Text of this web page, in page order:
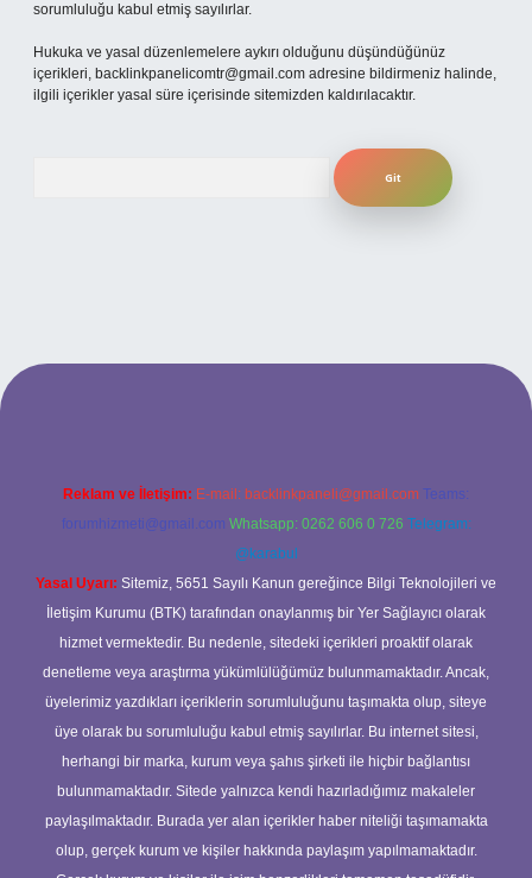
sorumluluğu kabul etmiş sayılırlar.
Hukuka ve yasal düzenlemelere aykırı olduğunu düşündüğünüz
içerikleri, backlinkpanelicomtr@gmail.com adresine bildirmeniz halinde,
ilgili içerikler yasal süre içerisinde sitemizden kaldırılacaktır.
Reklam ve İletişim: E-mail: backlinkpaneli@gmail.com Teams:
forumhizmeti@gmail.com Whatsapp: 0262 606 0 726 Telegram:
@karabul
Yasal Uyarı: Sitemiz, 5651 Sayılı Kanun gereğince Bilgi Teknolojileri ve
İletişim Kurumu (BTK) tarafından onaylanmış bir Yer Sağlayıcı olarak
hizmet vermektedir. Bu nedenle, sitedeki içerikleri proaktif olarak
denetleme veya araştırma yükümlülüğümüz bulunmamaktadır. Ancak,
üyelerimiz yazdıkları içeriklerin sorumluluğunu taşımakta olup, siteye
üye olarak bu sorumluluğu kabul etmiş sayılırlar. Bu internet sitesi,
herhangi bir marka, kurum veya şahıs şirketi ile hiçbir bağlantısı
bulunmamaktadır. Sitede yalnızca kendi hazırladığımız makaleler
paylaşılmaktadır. Burada yer alan içerikler haber niteliği taşımamakta
olup, gerçek kurum ve kişiler hakkında paylaşım yapılmamaktadır.